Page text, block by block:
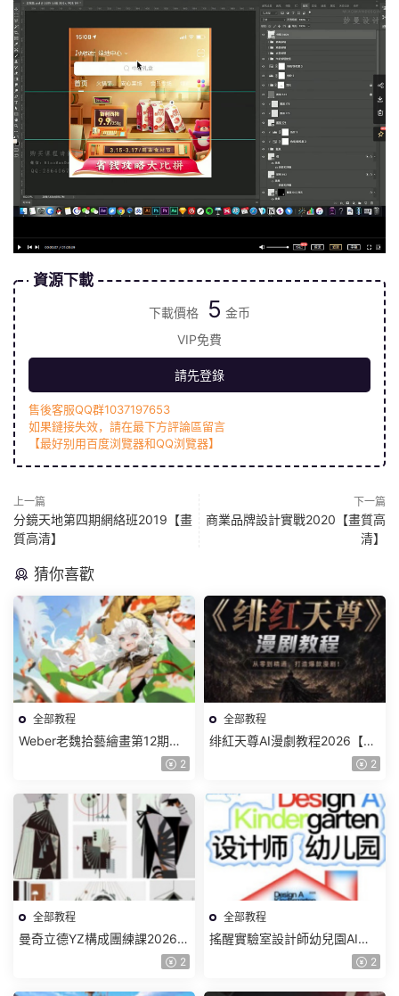
資源下載
下載價格 5 金币
VIP免費
請先登錄
售後客服QQ群1037197653
如果鏈接失效，請在最下方評論區留言
【最好别用百度浏覽器和QQ浏覽器】
上一篇
分鏡天地第四期網絡班2019【畫
質高清】
下一篇
商業品牌設計實戰2020【畫質高
清】
猜你喜歡
全部教程
Weber老魏拾藝繪畫第12期角
色特訓班【畫質不錯隻有視
2
全部教程
绯紅天尊AI漫劇教程2026【畫
2
全部教程
曼奇立德YZ構成團練課2026年
8月已結課【畫質高清有課件】
2
全部教程
搖醒實驗室設計師幼兒園AI軟
件基礎課2025【畫質不錯有素
2